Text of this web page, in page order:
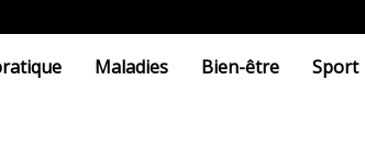
Maladies Bien-être Sport